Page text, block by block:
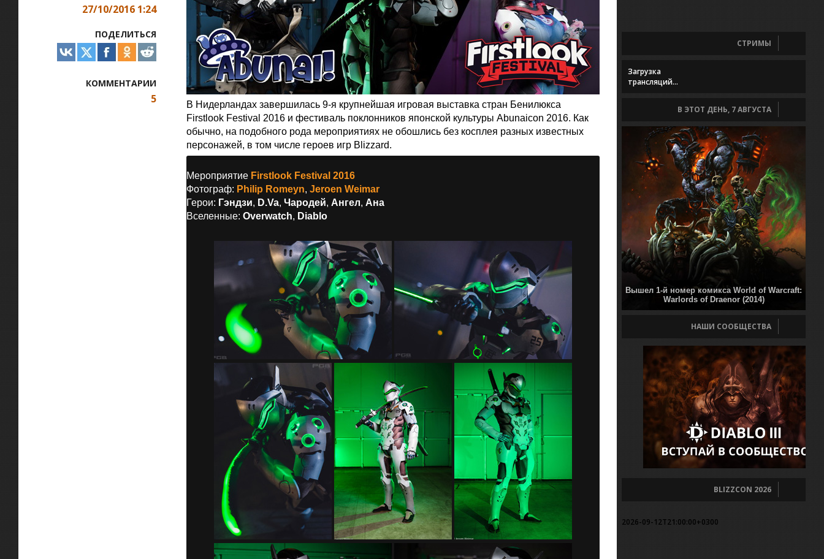
27/10/2016 1:24
ПОДЕЛИТЬСЯ
КОММЕНТАРИИ
5
В Нидерландах завершилась 9-я крупнейшая игровая выставка стран Бенилюкса
Firstlook Festival 2016 и фестиваль поклонников японской культуры Abunaicon 2016. Как
обычно, на подобного рода мероприятиях не обошлись без косплея разных известных
персонажей, в том числе героев игр Blizzard.
Мероприятие Firstlook Festival 2016
Фотограф: Philip Romeyn, Jeroen Weimar
Герои: Гэндзи, D.Va, Чародей, Ангел, Ана
Вселенные: Overwatch, Diablo
СТРИМЫ
Загрузка
трансляций...
В ЭТОТ ДЕНЬ, 7 АВГУСТА
Вышел 1-й номер комикса World of Warcraft:
Warlords of Draenor (2014)
НАШИ СООБЩЕСТВА
BLIZZCON 2026
2026-09-12T21:00:00+0300